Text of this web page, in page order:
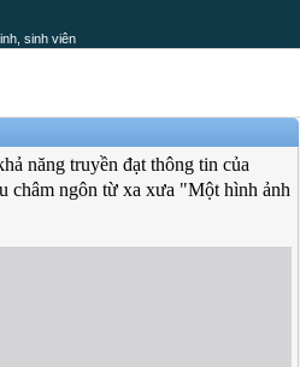
sinh viên
năng truyền đạt thông tin của
châm ngôn từ xa xưa "Một hình ảnh